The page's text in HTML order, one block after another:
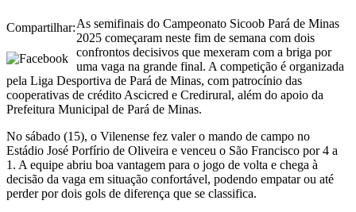
Compartilhar:As semifinais do Campeonato Sicoob Pará de Minas
2025 começaram neste fim de semana com dois
confrontos decisivos que mexeram com a briga por
uma vaga na grande final. A competição é organizada
pela Liga Desportiva de Pará de Minas, com patrocínio das
cooperativas de crédito Ascicred e Credirural, além do apoio da
Prefeitura Municipal de Pará de Minas.
No sábado (15), o Vilenense fez valer o mando de campo no
Estádio José Porfírio de Oliveira e venceu o São Francisco por 4 a
1. A equipe abriu boa vantagem para o jogo de volta e chega à
decisão da vaga em situação confortável, podendo empatar ou até
perder por dois gols de diferença que se classifica.